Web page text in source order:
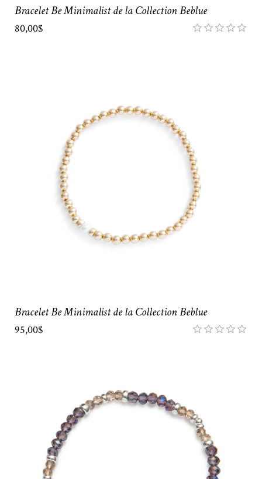
Bracelet Be Minimalist de la Collection Beblue
80,00$
Bracelet Be Minimalist de la Collection Beblue
95,00$